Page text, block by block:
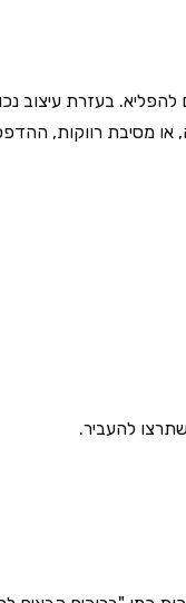
בעזרת עיצוב
או מסיבת רווקות,
להעביר.